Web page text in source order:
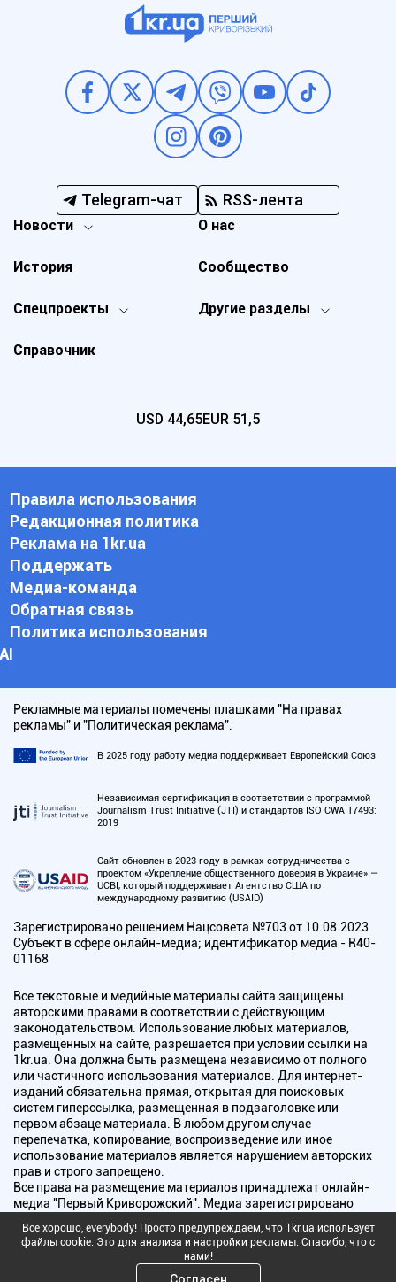
Telegram-чат RSS-лента
Новости
Спецпроекты Другие разделы
История
О нас
Справочник
Сообщество
USD 44,65EUR 51,5
Правила использования
Редакционная политика
Реклама на 1kr.ua
Поддержать
Медиа-команда
Обратная связь
Политика использования
АI
Рекламные материалы помечены плашками "На правах
рекламы" и "Политическая реклама".
В 2025 году работу медиа поддерживает Европейский Союз
Независимая сертификация в соответствии с программой
Journalism Trust Initiative (JTI) и стандартов ISO CWA 17493:
2019
Сайт обновлен в 2023 году в рамках сотрудничества с
проектом «Укрепление общественного доверия в Украине» —
UCBI, который поддерживает Агентство США по
международному развитию (USAID)
Зарегистрировано решением Нацсовета №703 от 10.08.2023
Субъект в сфере онлайн-медиа; идентификатор медиа - R40-
01168
Все текстовые и медийные материалы сайта защищены
авторскими правами в соответствии с действующим
законодательством. Использование любых материалов,
размещенных на сайте, разрешается при условии ссылки на
1kr.ua. Она должна быть размещена независимо от полного
или частичного использования материалов. Для интернет-
изданий обязательна прямая, открытая для поисковых
систем гиперссылка, размещенная в подзаголовке или
первом абзаце материала. В любом другом случае
перепечатка, копирование, воспроизведение или иное
использование материалов является нарушением авторских
прав и строго запрещено.
Все права на размещение материалов принадлежат онлайн-
медиа "Первый Криворожский". Медиа зарегистрировано
радиовещания.
Copyright © 2010 - 2026 Все права защищены
Все хорошо, everybody! Просто предупреждаем, что 1kr.ua использует
файлы cookie. Это для анализа и настройки рекламы. Спасибо, что с
нами!
Согласен